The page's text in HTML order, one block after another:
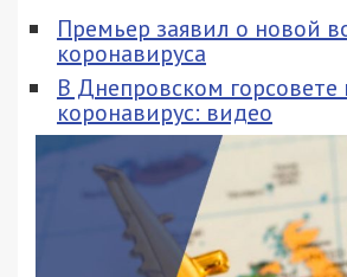
Премьер заявил о новой
коронавируса
В Днепровском
коронавирус: видео